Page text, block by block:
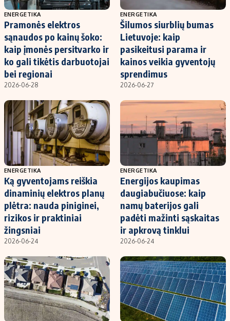
ENERGETIKA
Pramonės elektros
sąnaudos po kainų šoko:
kaip įmonės persitvarko ir
ko gali tikėtis darbuotojai
bei regionai
2026-06-28
ENERGETIKA
Šilumos siurblių bumas
Lietuvoje: kaip
pasikeitusi parama ir
kainos veikia gyventojų
sprendimus
2026-06-27
ENERGETIKA
Ką gyventojams reiškia
dinaminių elektros planų
plėtra: nauda piniginei,
rizikos ir praktiniai
žingsniai
2026-06-24
ENERGETIKA
Energijos kaupimas
daugiabučiuose: kaip
namų baterijos gali
padėti mažinti sąskaitas
ir apkrovą tinklui
2026-06-24